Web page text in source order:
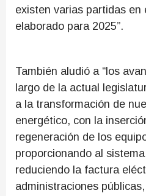
existen varias partidas en
elaborado para 2025”.
También aludió a “los
largo de la actual
a la transformación de
energético, con la
regeneración de los
proporcionando al
reduciendo la factura
administraciones